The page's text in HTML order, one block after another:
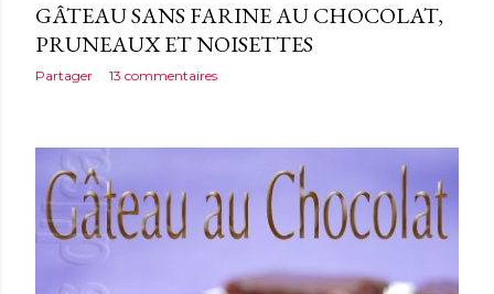
GÂTEAU SANS FARINE AU CHOCOLAT,
PRUNEAUX ET NOISETTES
Partager 13 commentaires